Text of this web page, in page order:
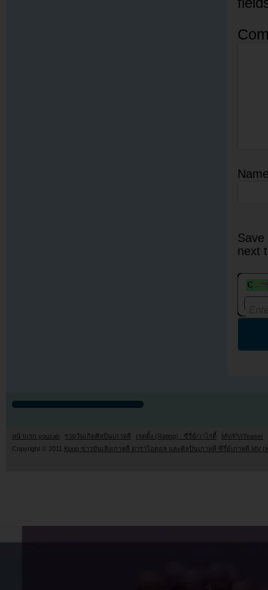
next
หน้าแรก youzab รวมวันเกิดศิลปินเกาหลี เรตติ้ง (Rating) : ซีรี่ย์/วาไรตี้
MV/PV/Teaser
Copyright © 2011
Kpop ข่าวบันเทิงเกาหลี ดาราไอดอล และศิลปินเกาหลี ซีรี่ย์เกาหลี MV